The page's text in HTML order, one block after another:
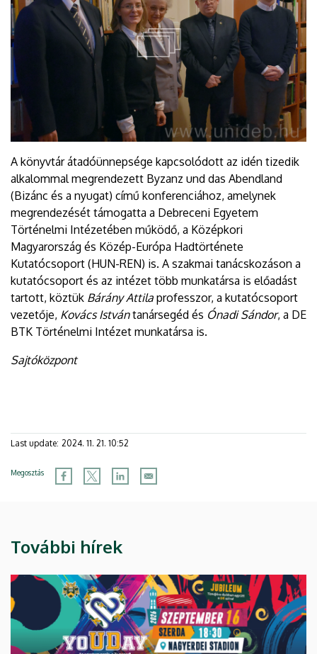
A könyvtár átadóünnepsége kapcsolódott az idén tizedik
alkalommal megrendezett Byzanz und das Abendland
(Bizánc és a nyugat) című konferenciához, amelynek
megrendezését támogatta a Debreceni Egyetem
Történelmi Intézetében működő, a Középkori
Magyarország és Közép-Európa Hadtörténete
Kutatócsoport (HUN-REN) is. A szakmai tanácskozáson a
kutatócsoport és az intézet több munkatársa is előadást
tartott, köztük Bárány Attila professzor, a kutatócsoport
vezetője, Kovács Istvántanársegéd és Ónadi Sándor, a DE
BTK Történelmi Intézet munkatársa is.
Sajtóközpont
Last update: 2024. 11. 21. 10:52
Megosztás
További hírek